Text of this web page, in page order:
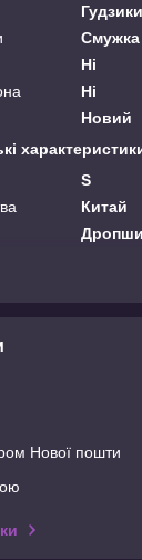
Гудзики
Смужка
Ні
Ні
Новий
S
Китай
Нової пошти